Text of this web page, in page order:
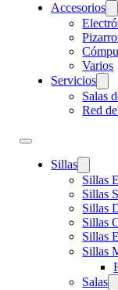
Accesorios
Varios
Servicios
Salas
Red
Sillas
Sillas
Sillas
Sillas
Sillas
Sillas
Sillas
Salas